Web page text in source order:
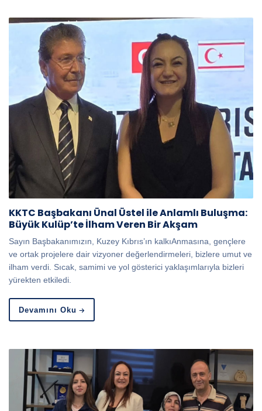
KKTC Başbakanı Ünal Üstel ile Anlamlı Buluşma:
Büyük Kulüp’te İlham Veren Bir Akşam
Sayın Başbakanımızın, Kuzey Kıbrıs’ın kalkıAnmasına, gençlere
ve ortak projelere dair vizyoner değerlendirmeleri, bizlere umut ve
ilham verdi. Sıcak, samimi ve yol gösterici yaklaşımlarıyla bizleri
yürekten etkiledi.
Devamını Oku